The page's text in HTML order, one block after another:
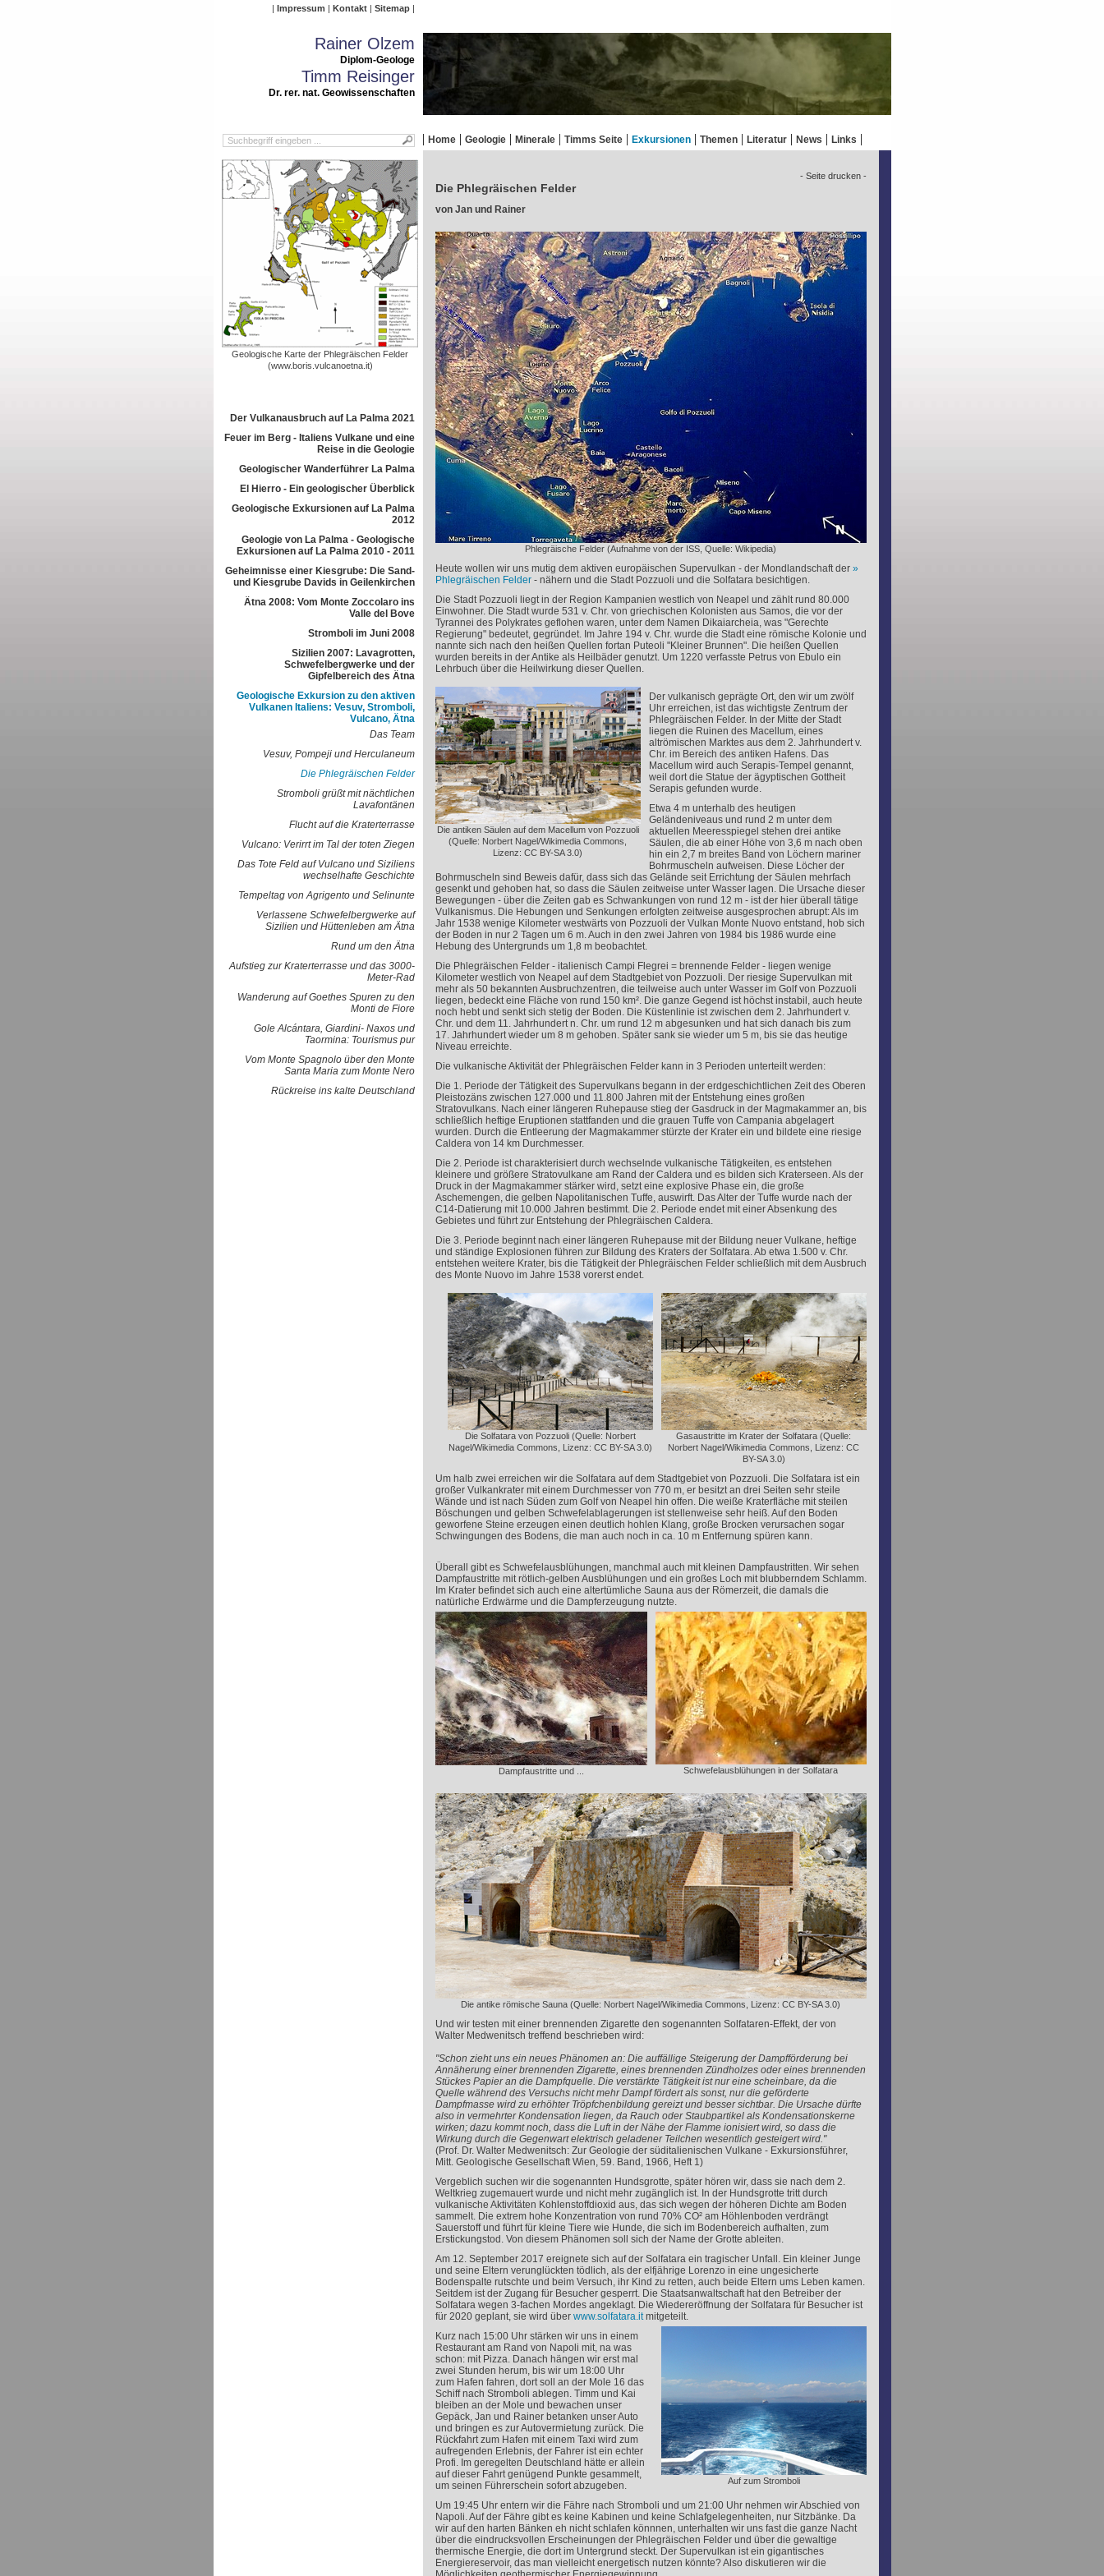
Impressum Kontakt Sitemap
Rainer Olzem
Diplom-Geologe
Timm Reisinger
Dr. rer. nat. Geowissenschaften
Home Geologie Minerale Timms Seite Exkursionen Themen Literatur News Links
Geologische Karte der Phlegräischen Felder
(www.boris.vulcanoetna.it)
Der Vulkanausbruch auf La Palma 2021
Feuer im Berg - Italiens Vulkane und eine
Reise in die Geologie
Geologischer Wanderführer La Palma
El Hierro - Ein geologischer Überblick
Geologische Exkursionen auf La Palma
2012
Geologie von La Palma - Geologische
Exkursionen auf La Palma 2010 - 2011
Geheimnisse einer Kiesgrube: Die Sand-
und Kiesgrube Davids in Geilenkirchen
Ätna 2008: Vom Monte Zoccolaro ins
Valle del Bove
Stromboli im Juni 2008
Sizilien 2007: Lavagrotten,
Schwefelbergwerke und der
Gipfelbereich des Ätna
Geologische Exkursion zu den aktiven
Vulkanen Italiens: Vesuv, Stromboli,
Vulcano, Ätna
Das Team
Vesuv, Pompeji und Herculaneum
Die Phlegräischen Felder
Stromboli grüßt mit nächtlichen
Lavafontänen
Flucht auf die Kraterterrasse
Vulcano: Verirrt im Tal der toten Ziegen
Das Tote Feld auf Vulcano und Siziliens
wechselhafte Geschichte
Tempeltag von Agrigento und Selinunte
Verlassene Schwefelbergwerke auf
Sizilien und Hüttenleben am Ätna
Rund um den Ätna
Aufstieg zur Kraterterrasse und das 3000-
Meter-Rad
Wanderung auf Goethes Spuren zu den
Monti de Fiore
Gole Alcántara, Giardini- Naxos und
Taormina: Tourismus pur
Vom Monte Spagnolo über den Monte
Santa Maria zum Monte Nero
Rückreise ins kalte Deutschland
- Seite drucken -
Die Phlegräischen Felder
von Jan und Rainer
Phlegräische Felder (Aufnahme von der ISS, Quelle: Wikipedia)
Heute wollen wir uns mutig dem aktiven europäischen Supervulkan - der Mondlandschaft der
Phlegräischen Felder- nähern und die Stadt Pozzuoli und die Solfatara besichtigen.
Die Stadt Pozzuoli liegt in der Region Kampanien westlich von Neapel und zählt rund 80.000
Einwohner. Die Stadt wurde 531 v. Chr. von griechischen Kolonisten aus Samos, die vor der
Tyrannei des Polykrates geflohen waren, unter dem Namen Dikaiarcheia, was "Gerechte
Regierung" bedeutet, gegründet. Im Jahre 194 v. Chr. wurde die Stadt eine römische Kolonie und
nannte sich nach den heißen Quellen fortan Puteoli "Kleiner Brunnen". Die heißen Quellen
wurden bereits in der Antike als Heilbäder genutzt. Um 1220 verfasste Petrus von Ebulo ein
Lehrbuch über die Heilwirkung dieser Quellen.
Die antiken Säulen auf dem Macellum von Pozzuoli
(Quelle: Norbert Nagel/Wikimedia Commons,
Lizenz: CC BY-SA 3.0)
Der vulkanisch geprägte Ort, den wir um zwölf
Uhr erreichen, ist das wichtigste Zentrum der
Phlegräischen Felder. In der Mitte der Stadt
liegen die Ruinen des Macellum, eines
altrömischen Marktes aus dem 2. Jahrhundert v.
Chr. im Bereich des antiken Hafens. Das
Macellum wird auch Serapis-Tempel genannt,
weil dort die Statue der ägyptischen Gottheit
Serapis gefunden wurde.
Etwa 4 m unterhalb des heutigen
Geländeniveaus und rund 2 m unter dem
aktuellen Meeresspiegel stehen drei antike
Säulen, die ab einer Höhe von 3,6 m nach oben
hin ein 2,7 m breites Band von Löchern mariner
Bohrmuscheln aufweisen. Diese Löcher der
Bohrmuscheln sind Beweis dafür, dass sich das Gelände seit Errichtung der Säulen mehrfach
gesenkt und gehoben hat, so dass die Säulen zeitweise unter Wasser lagen. Die Ursache dieser
Bewegungen - über die Zeiten gab es Schwankungen von rund 12 m - ist der hier überall tätige
Vulkanismus. Die Hebungen und Senkungen erfolgten zeitweise ausgesprochen abrupt: Als im
Jahr 1538 wenige Kilometer westwärts von Pozzuoli der Vulkan Monte Nuovo entstand, hob sich
der Boden in nur 2 Tagen um 6 m. Auch in den zwei Jahren von 1984 bis 1986 wurde eine
Hebung des Untergrunds um 1,8 m beobachtet.
Die Phlegräischen Felder - italienisch Campi Flegrei = brennende Felder - liegen wenige
Kilometer westlich von Neapel auf dem Stadtgebiet von Pozzuoli. Der riesige Supervulkan mit
mehr als 50 bekannten Ausbruchzentren, die teilweise auch unter Wasser im Golf von Pozzuoli
liegen, bedeckt eine Fläche von rund 150 km². Die ganze Gegend ist höchst instabil, auch heute
noch hebt und senkt sich stetig der Boden. Die Küstenlinie ist zwischen dem 2. Jahrhundert v.
Chr. und dem 11. Jahrhundert n. Chr. um rund 12 m abgesunken und hat sich danach bis zum
17. Jahrhundert wieder um 8 m gehoben. Später sank sie wieder um 5 m, bis sie das heutige
Niveau erreichte.
Die vulkanische Aktivität der Phlegräischen Felder kann in 3 Perioden unterteilt werden:
Die 1. Periode der Tätigkeit des Supervulkans begann in der erdgeschichtlichen Zeit des Oberen
Pleistozäns zwischen 127.000 und 11.800 Jahren mit der Entstehung eines großen
Stratovulkans. Nach einer längeren Ruhepause stieg der Gasdruck in der Magmakammer an, bis
schließlich heftige Eruptionen stattfanden und die grauen Tuffe von Campania abgelagert
wurden. Durch die Entleerung der Magmakammer stürzte der Krater ein und bildete eine riesige
Caldera von 14 km Durchmesser.
Die 2. Periode ist charakterisiert durch wechselnde vulkanische Tätigkeiten, es entstehen
kleinere und größere Stratovulkane am Rand der Caldera und es bilden sich Kraterseen. Als der
Druck in der Magmakammer stärker wird, setzt eine explosive Phase ein, die große
Aschemengen, die gelben Napolitanischen Tuffe, auswirft. Das Alter der Tuffe wurde nach der
C14-Datierung mit 10.000 Jahren bestimmt. Die 2. Periode endet mit einer Absenkung des
Gebietes und führt zur Entstehung der Phlegräischen Caldera.
Die 3. Periode beginnt nach einer längeren Ruhepause mit der Bildung neuer Vulkane, heftige
und ständige Explosionen führen zur Bildung des Kraters der Solfatara. Ab etwa 1.500 v. Chr.
entstehen weitere Krater, bis die Tätigkeit der Phlegräischen Felder schließlich mit dem Ausbruch
des Monte Nuovo im Jahre 1538 vorerst endet.
Die Solfatara von Pozzuoli (Quelle: Norbert
Nagel/Wikimedia Commons, Lizenz: CC BY-SA 3.0)
Gasaustritte im Krater der Solfatara (Quelle:
Norbert Nagel/Wikimedia Commons, Lizenz: CC
BY-SA 3.0)
Um halb zwei erreichen wir die Solfatara auf dem Stadtgebiet von Pozzuoli. Die Solfatara ist ein
großer Vulkankrater mit einem Durchmesser von 770 m, er besitzt an drei Seiten sehr steile
Wände und ist nach Süden zum Golf von Neapel hin offen. Die weiße Kraterfläche mit steilen
Böschungen und gelben Schwefelablagerungen ist stellenweise sehr heiß. Auf den Boden
geworfene Steine erzeugen einen deutlich hohlen Klang, große Brocken verursachen sogar
Schwingungen des Bodens, die man auch noch in ca. 10 m Entfernung spüren kann.
Überall gibt es Schwefelausblühungen, manchmal auch mit kleinen Dampfaustritten. Wir sehen
Dampfaustritte mit rötlich-gelben Ausblühungen und ein großes Loch mit blubberndem Schlamm.
Im Krater befindet sich auch eine altertümliche Sauna aus der Römerzeit, die damals die
natürliche Erdwärme und die Dampferzeugung nutzte.
Dampfaustritte und ... Schwefelausblühungen in der Solfatara
Die antike römische Sauna (Quelle: Norbert Nagel/Wikimedia Commons, Lizenz: CC BY-SA 3.0)
Und wir testen mit einer brennenden Zigarette den sogenannten Solfataren-Effekt, der von
Walter Medwenitsch treffend beschrieben wird:
"Schon zieht uns ein neues Phänomen an: Die auffällige Steigerung der Dampfförderung bei
Annäherung einer brennenden Zigarette, eines brennenden Zündholzes oder eines brennenden
Stückes Papier an die Dampfquelle. Die verstärkte Tätigkeit ist nur eine scheinbare, da die
Quelle während des Versuchs nicht mehr Dampf fördert als sonst, nur die geförderte
Dampfmasse wird zu erhöhter Tröpfchenbildung gereizt und besser sichtbar. Die Ursache dürfte
also in vermehrter Kondensation liegen, da Rauch oder Staubpartikel als Kondensationskerne
wirken; dazu kommt noch, dass die Luft in der Nähe der Flamme ionisiert wird, so dass die
Wirkung durch die Gegenwart elektrisch geladener Teilchen wesentlich gesteigert wird."
(Prof. Dr. Walter Medwenitsch: Zur Geologie der süditalienischen Vulkane - Exkursionsführer,
Mitt. Geologische Gesellschaft Wien, 59. Band, 1966, Heft 1)
Vergeblich suchen wir die sogenannten Hundsgrotte, später hören wir, dass sie nach dem 2.
Weltkrieg zugemauert wurde und nicht mehr zugänglich ist. In der Hundsgrotte tritt durch
vulkanische Aktivitäten Kohlenstoffdioxid aus, das sich wegen der höheren Dichte am Boden
sammelt. Die extrem hohe Konzentration von rund 70% CO² am Höhlenboden verdrängt
Sauerstoff und führt für kleine Tiere wie Hunde, die sich im Bodenbereich aufhalten, zum
Erstickungstod. Von diesem Phänomen soll sich der Name der Grotte ableiten.
Am 12. September 2017 ereignete sich auf der Solfatara ein tragischer Unfall. Ein kleiner Junge
und seine Eltern verunglückten tödlich, als der elfjährige Lorenzo in eine ungesicherte
Bodenspalte rutschte und beim Versuch, ihr Kind zu retten, auch beide Eltern ums Leben kamen.
Seitdem ist der Zugang für Besucher gesperrt. Die Staatsanwaltschaft hat den Betreiber der
Solfatara wegen 3-fachen Mordes angeklagt. Die Wiedereröffnung der Solfatara für Besucher ist
für 2020 geplant, sie wird über www.solfatara.itmitgeteilt.
Auf zum Stromboli
Kurz nach 15:00 Uhr stärken wir uns in einem
Restaurant am Rand von Napoli mit, na was
schon: mit Pizza. Danach hängen wir erst mal
zwei Stunden herum, bis wir um 18:00 Uhr
zum Hafen fahren, dort soll an der Mole 16 das
Schiff nach Stromboli ablegen. Timm und Kai
bleiben an der Mole und bewachen unser
Gepäck, Jan und Rainer betanken unser Auto
und bringen es zur Autovermietung zurück. Die
Rückfahrt zum Hafen mit einem Taxi wird zum
aufregenden Erlebnis, der Fahrer ist ein echter
Profi. Im geregelten Deutschland hätte er allein
auf dieser Fahrt genügend Punkte gesammelt,
um seinen Führerschein sofort abzugeben.
Um 19:45 Uhr entern wir die Fähre nach Stromboli und um 21:00 Uhr nehmen wir Abschied von
Napoli. Auf der Fähre gibt es keine Kabinen und keine Schlafgelegenheiten, nur Sitzbänke. Da
wir auf den harten Bänken eh nicht schlafen könnnen, unterhalten wir uns fast die ganze Nacht
über die eindrucksvollen Erscheinungen der Phlegräischen Felder und über die gewaltige
thermische Energie, die dort im Untergrund steckt. Der Supervulkan ist ein gigantisches
Energiereservoir, das man vielleicht energetisch nutzen könnte? Also diskutieren wir die